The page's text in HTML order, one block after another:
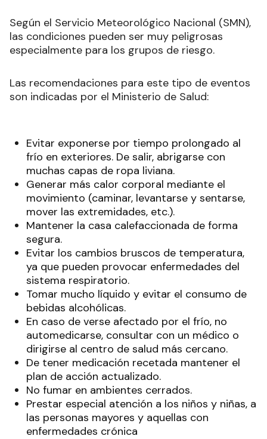
Según el Servicio Meteorológico Nacional (SMN),
las condiciones pueden ser muy peligrosas
especialmente para los grupos de riesgo.
Las recomendaciones para este tipo de eventos
son indicadas por el Ministerio de Salud:
Evitar exponerse por tiempo prolongado al
frío en exteriores. De salir, abrigarse con
muchas capas de ropa liviana.
Generar más calor corporal mediante el
movimiento (caminar, levantarse y sentarse,
mover las extremidades, etc.).
Mantener la casa calefaccionada de forma
segura.
Evitar los cambios bruscos de temperatura,
ya que pueden provocar enfermedades del
sistema respiratorio.
Tomar mucho líquido y evitar el consumo de
bebidas alcohólicas.
En caso de verse afectado por el frío, no
automedicarse, consultar con un médico o
dirigirse al centro de salud más cercano.
De tener medicación recetada mantener el
plan de acción actualizado.
No fumar en ambientes cerrados.
Prestar especial atención a los niños y niñas, a
las personas mayores y aquellas con
enfermedades crónica